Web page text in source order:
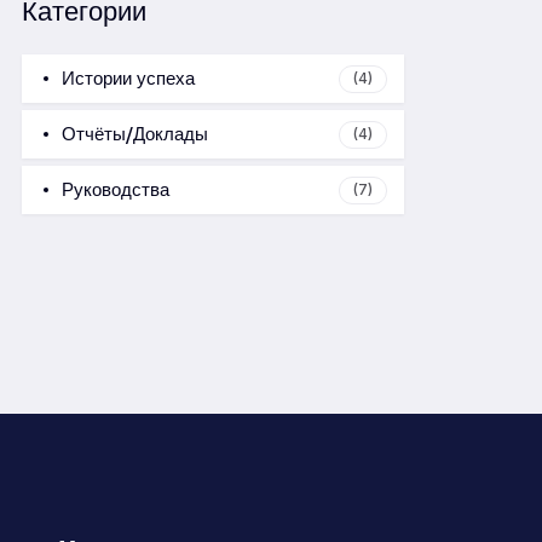
Категории
Истории успеха (4)
Отчёты/Доклады (4)
Руководства (7)